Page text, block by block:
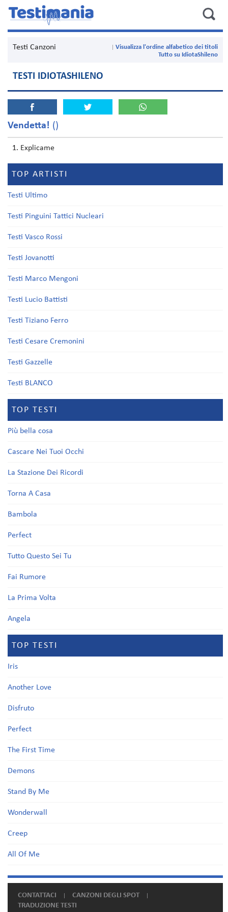
Testi Canzoni
Visualizza l'ordine alfabetico dei titoli
Tutto su IdiotaShileno
TESTI IDIOTASHILENO
Vendetta! ()
Explicame
TOP ARTISTI
Testi Ultimo
Testi Pinguini Tattici Nucleari
Testi Vasco Rossi
Testi Jovanotti
Testi Marco Mengoni
Testi Lucio Battisti
Testi Tiziano Ferro
Testi Cesare Cremonini
Testi Gazzelle
Testi BLANCO
TOP TESTI
Più bella cosa
Cascare Nei Tuoi Occhi
La Stazione Dei Ricordi
Torna A Casa
Bambola
Perfect
Tutto Questo Sei Tu
Fai Rumore
La Prima Volta
Angela
TOP TESTI
Iris
Another Love
Disfruto
Perfect
The First Time
Demons
Stand By Me
Wonderwall
Creep
All Of Me
CONTATTACI
CANZONI DEGLI SPOT
TRADUZIONE TESTI